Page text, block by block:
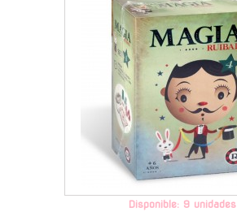
Disponible: 9 unidades